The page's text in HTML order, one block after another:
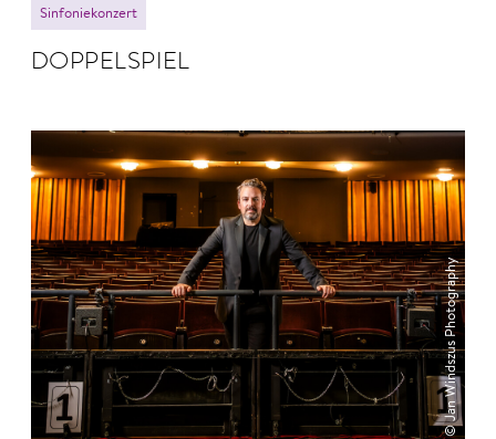
Sinfoniekonzert
DOPPEL­SPIEL
© Jan Windszus Photography